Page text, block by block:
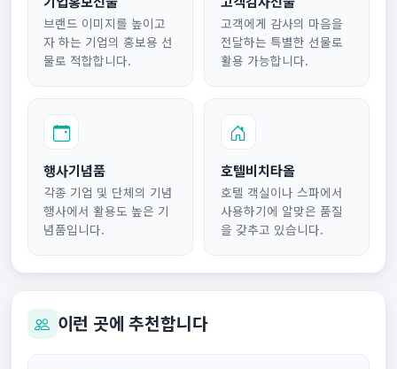
브랜드 이미지를 높이고
자 하는 기업의 홍보용 선
물로 적합합니다.
고객에게 감사의 마음을
전달하는 특별한 선물로
활용 가능합니다.
행사기념품
각종 기업 및 단체의 기념
행사에서 활용도 높은 기
념품입니다.
호텔비치타올
호텔 객실이나 스파에서
사용하기에 알맞은 품질
을 갖추고 있습니다.
이런 곳에 추천합니다